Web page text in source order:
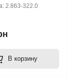
2.863-322.0
В корзину